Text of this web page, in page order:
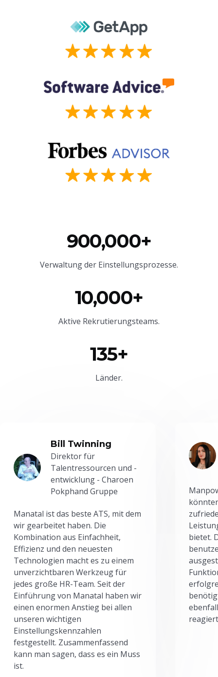
900,000+
Verwaltung der Einstellungsprozesse.
10,000+
Aktive Rekrutierungsteams.
135+
Länder.
Bill Twinning
Direktor für
Talentressourcen und -
entwicklung - Charoen
Pokphand Gruppe
Manatal ist das beste ATS, mit dem
wir gearbeitet haben. Die
Kombination aus Einfachheit,
Effizienz und den neuesten
Technologien macht es zu einem
unverzichtbaren Werkzeug für
jedes große HR-Team. Seit der
Einführung von Manatal haben wir
einen enormen Anstieg bei allen
unseren wichtigen
Einstellungskennzahlen
festgestellt. Zusammenfassend
kann man sagen, dass es ein Muss
ist.
bietet.